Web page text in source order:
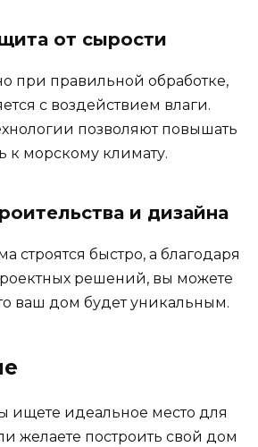
от сырости
при правильной обработке,
с воздействием влаги.
позволяют повышать
к морскому климату.
и дизайна
строятся быстро, а благодаря
решений, вы можете
ваш дом будет уникальным.
ищете идеальное место для
желаете построить свой дом